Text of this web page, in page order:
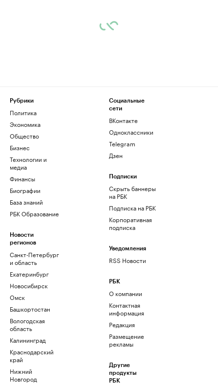
Рубрики
Политика
Экономика
Общество
Бизнес
Технологии и
медиа
Финансы
Биографии
База знаний
РБК Образование
Новости
регионов
Санкт-Петербург
и область
Екатеринбург
Новосибирск
Омск
Башкортостан
Вологодская
область
Калининград
Краснодарский
край
Нижний
Новгород
Социальные
сети
ВКонтакте
Одноклассники
Telegram
Дзен
Подписки
Скрыть баннеры
на РБК
Подписка на РБК
Корпоративная
подписка
Уведомления
RSS Новости
РБК
О компании
Контактная
информация
Редакция
Размещение
рекламы
Другие
продукты
РБК